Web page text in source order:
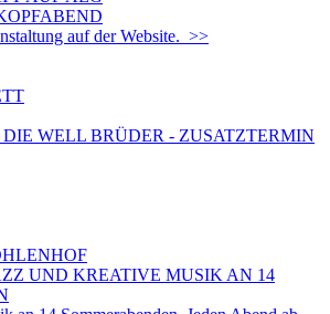
auf der Website. >>
WELL BRÜDER - ZUSATZTERMIN
UND KREATIVE MUSIK AN 14